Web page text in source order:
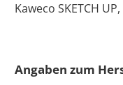
Kaweco SKETCH
Angaben zum